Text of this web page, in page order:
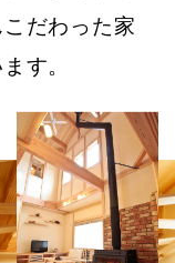
だわった家
す。